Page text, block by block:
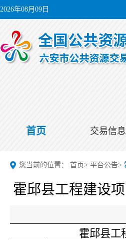
2026年08月09日
首页 交易信息
您当前的位置： 首页> 平台公告>
霍邱县工程建设
霍邱县工